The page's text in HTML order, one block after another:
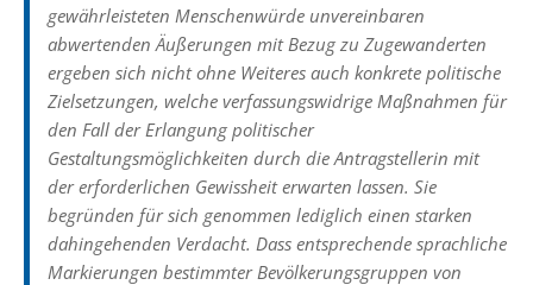
gewährleisteten Menschenwürde unvereinbaren
abwertenden Äußerungen mit Bezug zu Zugewanderten
ergeben sich nicht ohne Weiteres auch konkrete politische
Zielsetzungen, welche verfassungswidrige Maßnahmen für
den Fall der Erlangung politischer
Gestaltungsmöglichkeiten durch die Antragstellerin mit
der erforderlichen Gewissheit erwarten lassen. Sie
begründen für sich genommen lediglich einen starken
dahingehenden Verdacht. Dass entsprechende sprachliche
Markierungen bestimmter Bevölkerungsgruppen von